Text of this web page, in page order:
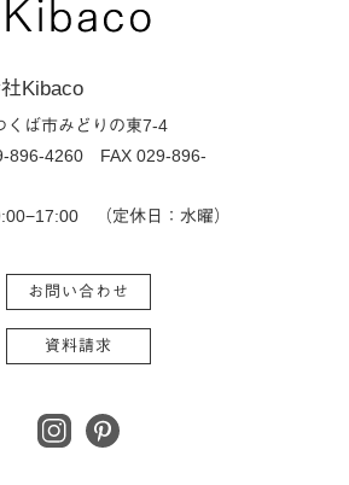
Kibaco
くば市みどりの東7-4
896-4260 FAX 029-896-
（定休日：水曜）
お問い合わせ
資料請求